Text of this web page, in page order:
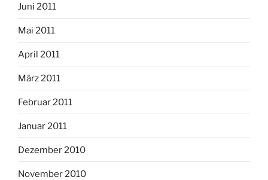
Juni 2011
Mai 2011
April 2011
März 2011
Februar 2011
Januar 2011
Dezember 2010
November 2010